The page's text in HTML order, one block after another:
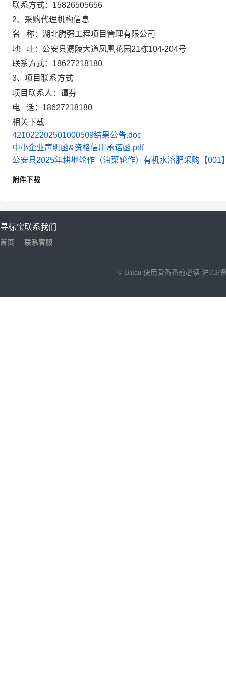
联系方式： 15826505656
2、采购代理机构信息
名 称： 湖北腾强工程项目管理有限公司
地 址： 公安县潺陵大道凤凰花园21栋104-204号
联系方式： 18627218180
3、项目联系方式
项目联系人： 谭芬
电 话： 18627218180
相关下载
421022202501000509结果公告.doc
中小企业声明函&资格信用承诺函.pdf
公安县2025年耕地轮作（油菜轮作）有机水溶肥采购【001
附件下载
寻标宝
首页
联系我们
联系客服
© Baidu 使用爱番番前必读 沪ICP